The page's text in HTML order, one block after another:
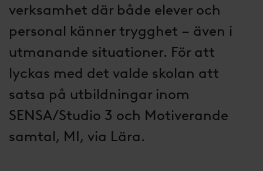
verksamhet där både elever och
personal känner trygghet – även i
utmanande situationer. För att
lyckas med det valde skolan att
satsa på utbildningar inom
SENSA/Studio 3 och Motiverande
samtal, MI, via Lära.